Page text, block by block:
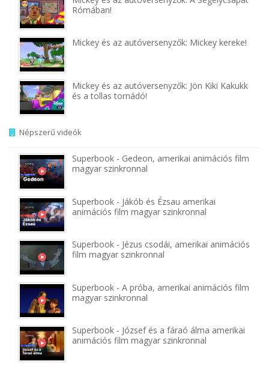
Rómában!
Mickey és az autóversenyzők: Mickey kereke!
Mickey és az autóversenyzők: Jön Kiki Kakukk
és a tollas tornádó!
Népszerű videók
Superbook - Gedeon, amerikai animációs film
magyar szinkronnal
Superbook - Jákób és Ézsau amerikai
animációs film magyar szinkronnal
Superbook - Jézus csodái, amerikai animációs
film magyar szinkronnal
Superbook - A próba, amerikai animációs film
magyar szinkronnal
Superbook - József és a fáraó álma amerikai
animációs film magyar szinkronnal